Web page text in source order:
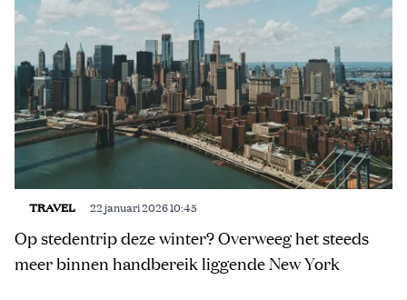
TRAVEL 22 januari 2026 10:45
Op stedentrip deze winter? Overweeg het steeds
meer binnen handbereik liggende New York